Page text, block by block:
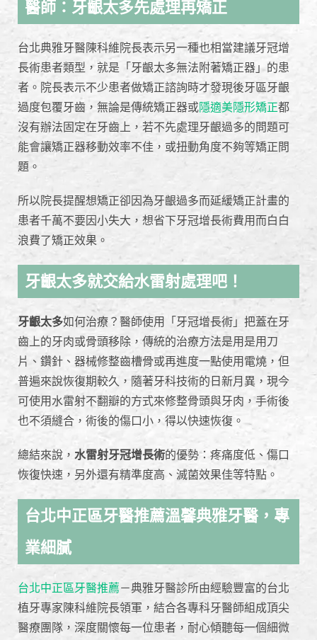
醫師：牙齦太多先處理再矯正
台北典雅牙醫陳科維院長表示另一種也相當建議牙冠增
長術患者類型，就是「牙齦太多無法附著矯正器」的患
者。院長表示不少患者做矯正諮詢時才發現後牙區牙齦
過度包覆牙齒，無論是傳統矯正器或隱適美隱形矯正都
沒有辦法固定在牙齒上，若不先處理牙齦過多的問題可
能會讓矯正器移動效率不佳，或扭動角度不夠等矯正問
題。
所以院長提醒想矯正卻因為牙齦過多而延緩矯正計畫的
患者千萬不要因小失大，想省下牙冠增長術費用而白白
浪費了矯正效果。
牙齦太多就交給水雷射處理吧！
牙齦太多如何治療？醫師使用「牙冠增長術」把蓋在牙
齒上的牙肉或骨頭移除，傳統的治療方法是用是用刀
片、鑽針、器械修整齒槽骨或再進度一點使用電燒，但
普遍來說恢復期較久，隨著牙科技術的日新月異，現今
可使用水雷射不翻瓣的方式來修整骨頭與牙肉，手術後
也不須縫合，術後的傷口小，得以快速恢復。
總結來說， 水雷射牙冠增長術的優勢：疼痛度低、傷口
恢復快速，另外還有精準度高、滅菌效果佳等特點。
台北中正區牙醫推薦溫馨典雅牙醫，專
業細膩
台北中正區牙醫推薦－典雅牙醫診所由經驗豐富的台北
植牙專家陳科維院長領軍，結合各專科牙醫師組成頂尖
醫療團隊，深度關懷每一位患者，耐心傾聽每一個細微